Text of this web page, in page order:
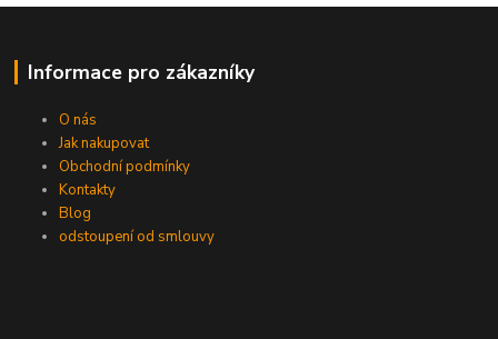
Informace pro zákazníky
O nás
Jak nakupovat
Obchodní podmínky
Kontakty
Blog
odstoupení od smlouvy